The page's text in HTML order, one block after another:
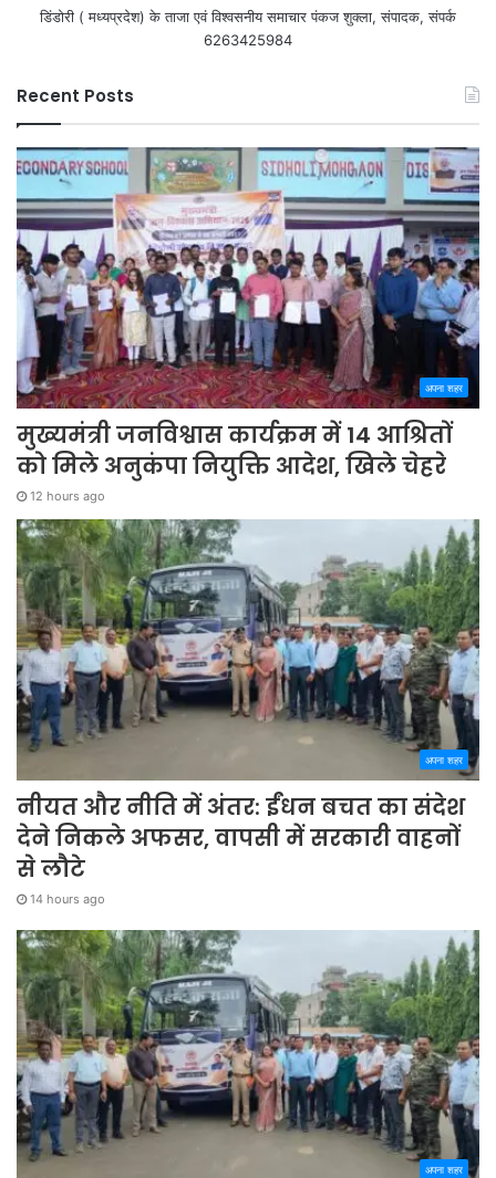
डिंडोरी ( मध्यप्रदेश) के ताजा एवं विश्वसनीय समाचार पंकज शुक्ला, संपादक, संपर्क
6263425984
Recent Posts
अपना शहर
मुख्यमंत्री जनविश्वास कार्यक्रम में 14 आश्रितों
को मिले अनुकंपा नियुक्ति आदेश, खिले चेहरे
12 hours ago
अपना शहर
नीयत और नीति में अंतर: ईंधन बचत का संदेश
देने निकले अफसर, वापसी में सरकारी वाहनों
से लौटे
14 hours ago
अपना शहर